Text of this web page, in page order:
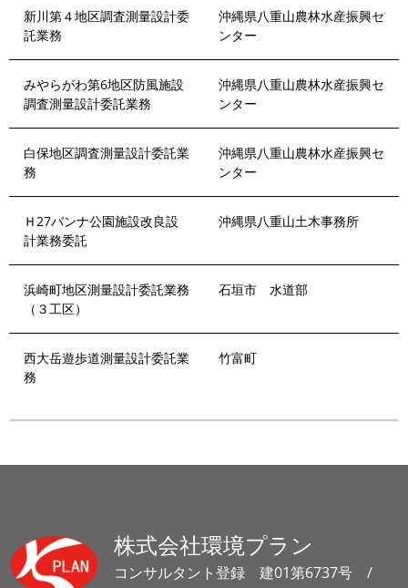
新川第４地区調査測量設計委
託業務
沖縄県八重山農林水産振興セ
ンター
みやらがわ第6地区防風施設
調査測量設計委託業務
沖縄県八重山農林水産振興セ
ンター
白保地区調査測量設計委託業
務
沖縄県八重山農林水産振興セ
ンター
Ｈ27バンナ公園施設改良設
計業務委託
沖縄県八重山土木事務所
浜崎町地区測量設計委託業務
（３工区）
石垣市 水道部
西大岳遊歩道測量設計委託業
務
竹富町
株式会社環境プラン
コンサルタント登録 建01第6737号 /